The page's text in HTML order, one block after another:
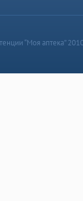
“Моя аптека”